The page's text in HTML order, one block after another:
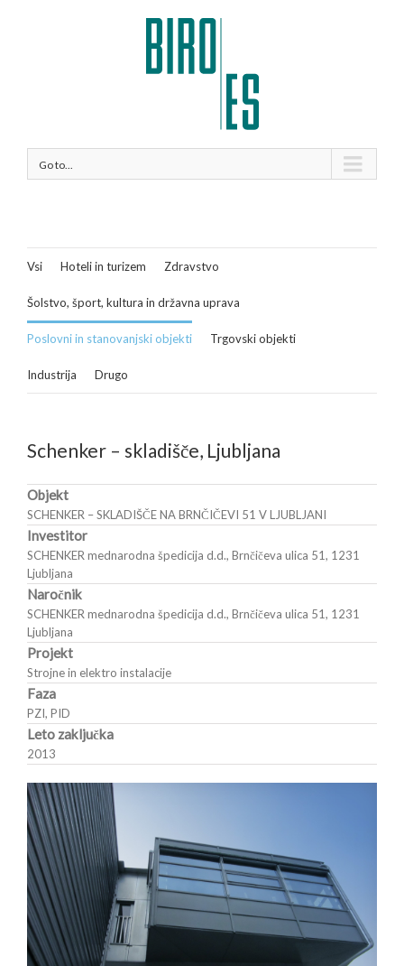
Go to...
Vsi Hoteli in turizem Zdravstvo
Šolstvo, šport, kultura in državna uprava
Poslovni in stanovanjski objekti Trgovski objekti
Industrija Drugo
Schenker – skladišče, Ljubljana
Objekt
SCHENKER – SKLADIŠČE NA BRNČIČEVI 51 V LJUBLJANI
Investitor
SCHENKER mednarodna špedicija d.d., Brnčičeva ulica 51, 1231
Ljubljana
Naročnik
SCHENKER mednarodna špedicija d.d., Brnčičeva ulica 51, 1231
Ljubljana
Projekt
Strojne in elektro instalacije
Faza
PZI, PID
Leto zaključka
2013